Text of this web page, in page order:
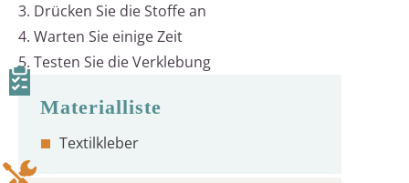
3. Drücken Sie die Stoffe an
4. Warten Sie einige Zeit
5. Testen Sie die Verklebung
Textilkleber